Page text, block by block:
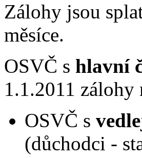
Zálohy jsou
měsíce.
OSVČ s hlavní
1.1.2011
OSVČ s
(důchodci -